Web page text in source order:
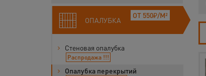
ОПАЛУБКА
ОТ 550₽/М²
Стеновая опалубка
Распродажа !!!
Опалубка перекрытий